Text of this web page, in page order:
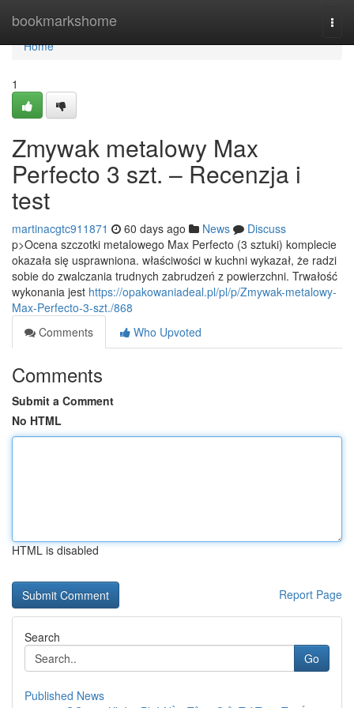
bookmarkshome
Home
Home
1
Zmywak metalowy Max
Perfecto 3 szt. – Recenzja i
test
martinacgtc911871 60 days ago News
Discuss
p>Ocena szczotki metalowego Max Perfecto (3 sztuki) komplecie
okazała się usprawniona. właściwości w kuchni wykazał, że radzi
sobie do zwalczania trudnych zabrudzeń z powierzchni. Trwałość
wykonania jest https://opakowaniadeal.pl/pl/p/Zmywak-metalowy-
Max-Perfecto-3-szt./868
Comments
Who Upvoted
Comments
Submit a Comment
No HTML
HTML is disabled
Report Page
Search
Go
Published News